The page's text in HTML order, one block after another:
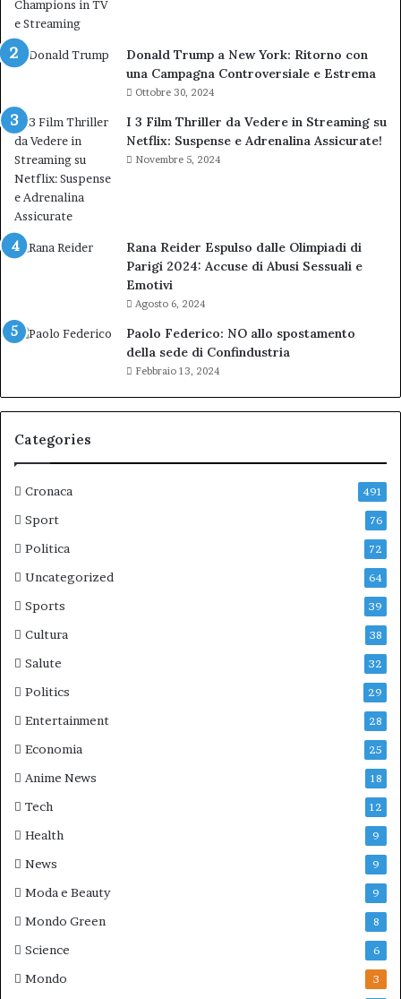
Donald Trump a New York: Ritorno con
una Campagna Controversiale e Estrema
Ottobre 30, 2024
I 3 Film Thriller da Vedere in Streaming su
Netflix: Suspense e Adrenalina Assicurate!
Novembre 5, 2024
Rana Reider Espulso dalle Olimpiadi di
Parigi 2024: Accuse di Abusi Sessuali e
Emotivi
Agosto 6, 2024
Paolo Federico: NO allo spostamento
della sede di Confindustria
Febbraio 13, 2024
Categories
Cronaca 491
Sport 76
Politica 72
Uncategorized 64
Sports 39
Cultura 38
Salute 32
Politics 29
Entertainment 28
Economia 25
Anime News 18
Tech 12
Health 9
News 9
Moda e Beauty 9
Mondo Green 8
Science 6
Mondo 3